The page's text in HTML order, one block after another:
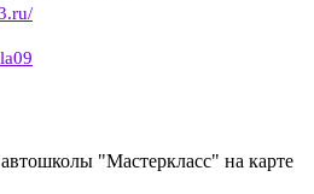
"Мастеркласс" на карте